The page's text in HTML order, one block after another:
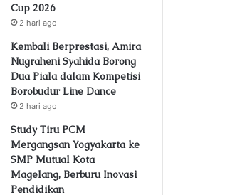
Cup 2026
2 hari ago
Kembali Berprestasi, Amira
Nugraheni Syahida Borong
Dua Piala dalam Kompetisi
Borobudur Line Dance
2 hari ago
Study Tiru PCM
Mergangsan Yogyakarta ke
SMP Mutual Kota
Magelang, Berburu Inovasi
Pendidikan